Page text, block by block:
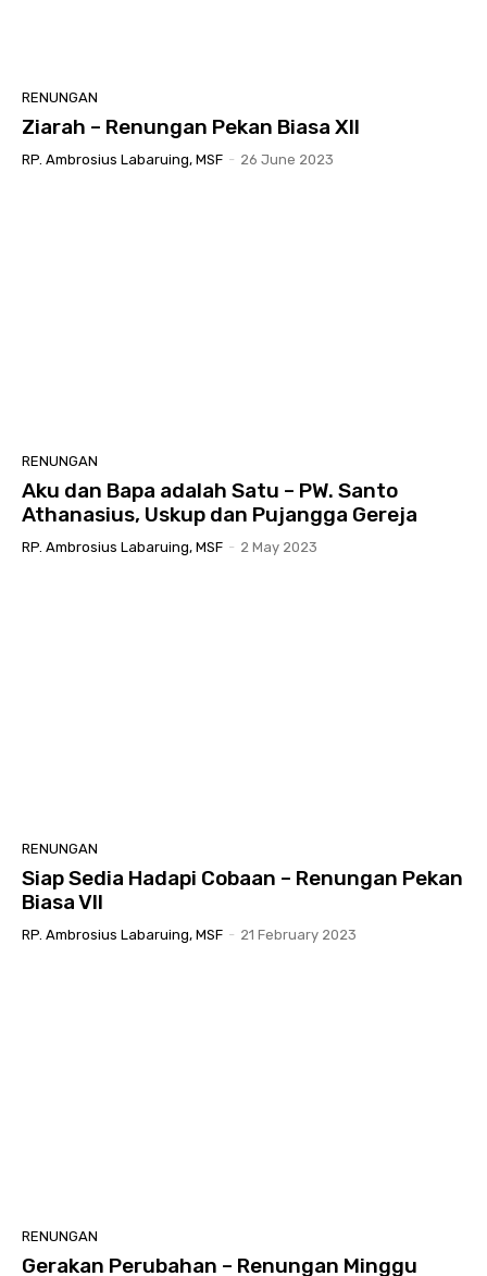
RENUNGAN
Ziarah – Renungan Pekan Biasa XII
RP. Ambrosius Labaruing, MSF - 26 June 2023
RENUNGAN
Aku dan Bapa adalah Satu – PW. Santo
Athanasius, Uskup dan Pujangga Gereja
RP. Ambrosius Labaruing, MSF - 2 May 2023
RENUNGAN
Siap Sedia Hadapi Cobaan – Renungan Pekan
Biasa VII
RP. Ambrosius Labaruing, MSF - 21 February 2023
RENUNGAN
Gerakan Perubahan – Renungan Minggu